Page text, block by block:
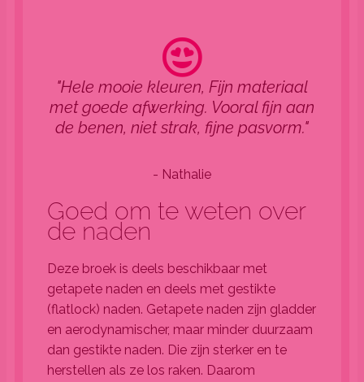
"Hele mooie kleuren, Fijn materiaal
met goede afwerking. Vooral fijn aan
de benen, niet strak, fijne pasvorm."
- Nathalie
Goed om te weten over
de naden
Deze broek is deels beschikbaar met
getapete naden en deels met gestikte
(flatlock) naden. Getapete naden zijn gladder
en aerodynamischer, maar minder duurzaam
dan gestikte naden. Die zijn sterker en te
herstellen als ze los raken. Daarom